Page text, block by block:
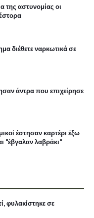
της αστυνομίας οι
διέθετε ναρκωτικά σε
άντρα που επιχείρησε
έστησαν καρτέρι έξω
"έβγαλαν λαβράκι"
φυλακίστηκε σε